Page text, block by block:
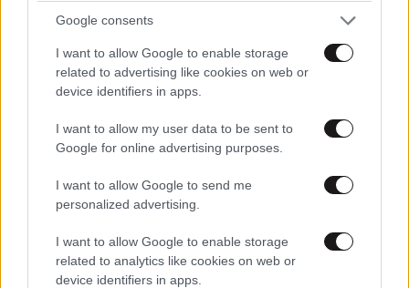
Google consents
I want to allow Google to enable storage
related to advertising like cookies on web or
device identifiers in apps.
I want to allow my user data to be sent to
Google for online advertising purposes.
I want to allow Google to send me
personalized advertising.
I want to allow Google to enable storage
related to analytics like cookies on web or
device identifiers in apps.
09·08·2026 09:30
Οι 5 ασκήσεις που πρέπει να κάνετε για μια ζωή
με δύναμη και αυτονομία – Ένα απλό αλλά
ιδανικό πρόγραμμα καθώς μεγαλώνετε